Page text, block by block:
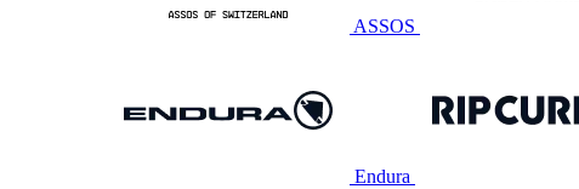
ASSOS
Endura